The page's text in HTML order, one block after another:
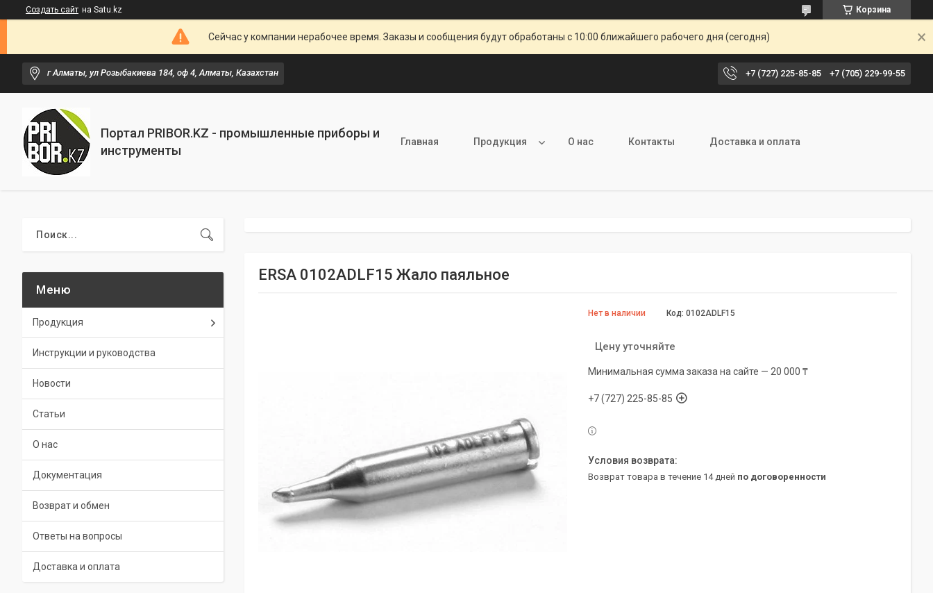
Создать сайт на Satu.kz Корзина
Сейчас у компании нерабочее время. Заказы и сообщения будут обработаны с 10:00 ближайшего рабочего дня (сегодня)
г Алматы, ул Розыбакиева 184, оф 4, Алматы, Казахстан +7 (727) 225-85-85 +7 (705) 229-99-55
Портал PRIBOR.KZ - промышленные приборы и
инструменты
Главная Продукция О нас Контакты Доставка и оплата
ERSA 0102ADLF15 Жало паяльное
Нет в наличии Код: 0102ADLF15
Цену уточняйте
Минимальная сумма заказа на сайте — 20 000 ₸
+7 (727) 225-85-85
возврат товара в течение 14 дней по договоренности
Продукция
Инструкции и руководства
Новости
Статьи
О нас
Документация
Возврат и обмен
Ответы на вопросы
Доставка и оплата